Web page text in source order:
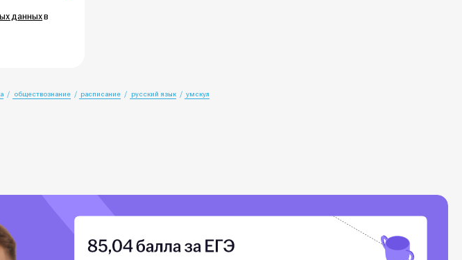
данныхв
обществознание расписание русский язык
умскул